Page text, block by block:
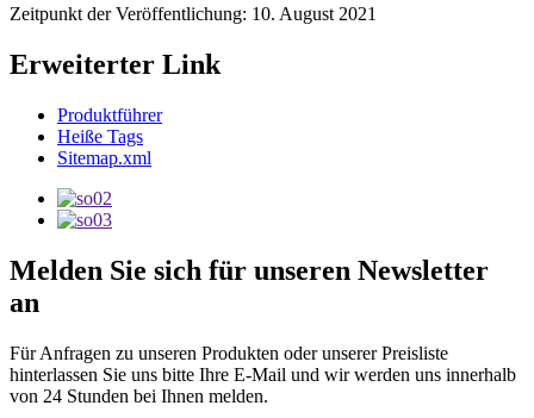
Zeitpunkt der Veröffentlichung: 10. August 2021
Erweiterter Link
Produktführer
Heiße Tags
Sitemap.xml
Melden Sie sich für unseren Newsletter
an
Für Anfragen zu unseren Produkten oder unserer Preisliste
hinterlassen Sie uns bitte Ihre E-Mail und wir werden uns innerhalb
von 24 Stunden bei Ihnen melden.